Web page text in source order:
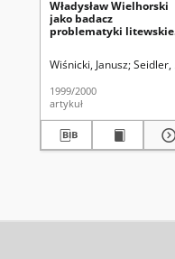
Władysław Wielhorski
jako badacz
problematyki
Wiśnicki, Janusz Seidler,
1999/2000
artykuł